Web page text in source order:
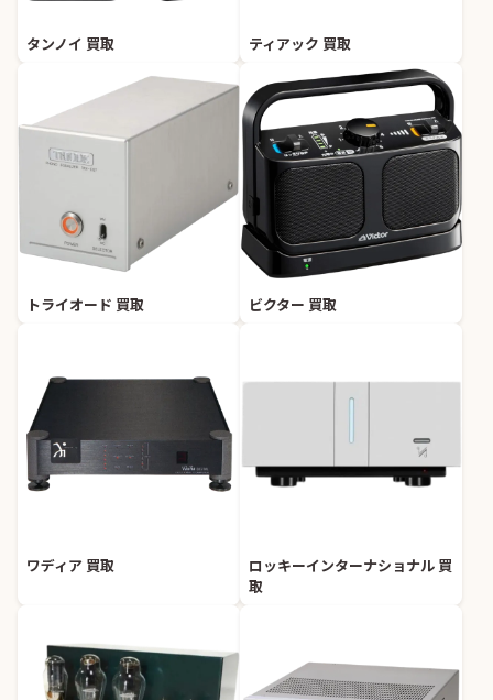
タンノイ 買取 ティアック 買取
トライオード 買取 ビクター 買取
ワディア 買取
ロッキーインターナショナル 買
取